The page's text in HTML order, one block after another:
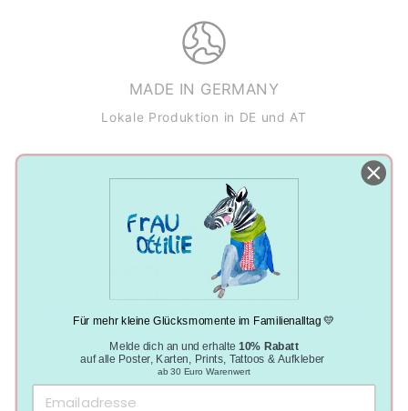
MADE IN GERMANY
Lokale Produktion in DE und AT
NACHHALTIGE PRODUKTION
Klimaneutral, plastikfrei und vegan
Für mehr kleine Glücksmomente im Familienalltag 💛
Melde dich an und erhalte10% Rabatt
auf alle Poster, Karten, Prints, Tattoos & Aufkleber
ab 30 Euro Warenwert